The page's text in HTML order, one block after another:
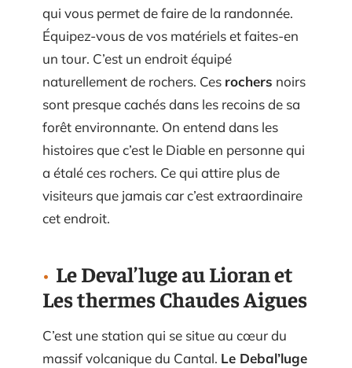
qui vous permet de faire de la randonnée.
Équipez-vous de vos matériels et faites-en
un tour. C’est un endroit équipé
naturellement de rochers. Ces rochers noirs
sont presque cachés dans les recoins de sa
forêt environnante. On entend dans les
histoires que c’est le Diable en personne qui
a étalé ces rochers. Ce qui attire plus de
visiteurs que jamais car c’est extraordinaire
cet endroit.
Le Deval’luge au Lioran et
Les thermes Chaudes Aigues
C’est une station qui se situe au cœur du
massif volcanique du Cantal. Le Debal’luge